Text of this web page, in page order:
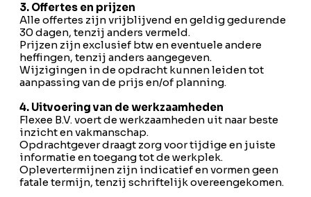
3. Offertes en prijzen
Alle offertes zijn vrijblijvend en geldig gedurende
30 dagen, tenzij anders vermeld.
Prijzen zijn exclusief btw en eventuele andere
heffingen, tenzij anders aangegeven.
Wijzigingen in de opdracht kunnen leiden tot
aanpassing van de prijs en/of planning.
4. Uitvoering van de werkzaamheden
Flexee B.V. voert de werkzaamheden uit naar beste
inzicht en vakmanschap.
Opdrachtgever draagt zorg voor tijdige en juiste
informatie en toegang tot de werkplek.
Oplevertermijnen zijn indicatief en vormen geen
fatale termijn, tenzij schriftelijk overeengekomen.